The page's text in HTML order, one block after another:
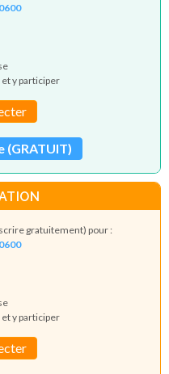
y participer
(GRATUIT)
gratuitement) pour :
y participer